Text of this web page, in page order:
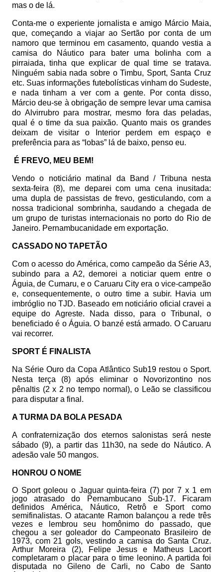
mas o de lá.
Conta-me o experiente jornalista e amigo Márcio Maia,
que, começando a viajar ao Sertão por conta de um
namoro que terminou em casamento, quando vestia a
camisa do Náutico para bater uma bolinha com a
pirraiada, tinha que explicar de qual time se tratava.
Ninguém sabia nada sobre o Timbu, Sport, Santa Cruz
etc. Suas informações futebolísticas vinham do Sudeste,
e nada tinham a ver com a gente. Por conta disso,
Márcio deu-se à obrigação de sempre levar uma camisa
do Alvirrubro para mostrar, mesmo fora das peladas,
qual é o time da sua paixão. Quanto mais os grandes
deixam de visitar o Interior perdem em espaço e
preferência para as “lobas” lá de baixo, penso eu.
É FREVO, MEU BEM!
Vendo o noticiário matinal da Band / Tribuna nesta
sexta-feira (8), me deparei com uma cena inusitada:
uma dupla de passistas de frevo, gesticulando, com a
nossa tradicional sombrinha, saudando a chegada de
um grupo de turistas internacionais no porto do Rio de
Janeiro. Pernambucanidade em exportação.
CASSADO NO TAPETÃO
Com o acesso do América, como campeão da Série A3,
subindo para a A2, demorei a noticiar quem entre o
Águia, de Cumaru, e o Caruaru City era o vice-campeão
e, consequentemente, o outro time a subir. Havia um
imbróglio no TJD. Baseado em noticiário oficial cravei a
equipe do Agreste. Nada disso, para o Tribunal, o
beneficiado é o Águia. O banzé está armado. O Caruaru
vai recorrer.
SPORT É FINALISTA
Na Série Ouro da Copa Atlântico Sub19 restou o Sport.
Nesta terça (8) após eliminar o Novorizontino nos
pênaltis (2 x 2 no tempo normal), o Leão se classificou
para disputar a final.
A TURMA DA BOLA PESADA
A confraternização dos eternos salonistas será neste
sábado (9), a partir das 11h30, na sede do Náutico. A
adesão vale 50 mangos.
HONROU O NOME
O Sport goleou o Jaguar quinta-feira (7) por 7 x 1 em
jogo atrasado do Pernambucano Sub-17. Ficaram
definidos América, Náutico, Retrô e Sport como
semifinalistas. O atacante Ramon balançou a rede três
vezes e lembrou seu homônimo do passado, que
chegou a ser goleador do Campeonato Brasileiro de
1973, com 21 gols, vestindo a camisa do Santa Cruz.
Arthur Moreira (2), Felipe Jesus e Matheus Lacort
completaram o placar para o time leonino. A partida foi
disputada no Gileno de Carli, no Cabo de Santo